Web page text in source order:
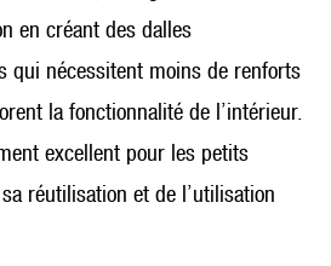
en créant des dalles
qui nécessitent moins de renforts
la fonctionnalité de l’intérieur.
excellent pour les petits
réutilisation et de l’utilisation